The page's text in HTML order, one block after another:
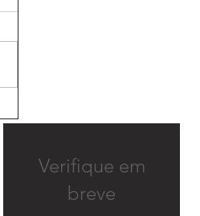
Verifique em
breve